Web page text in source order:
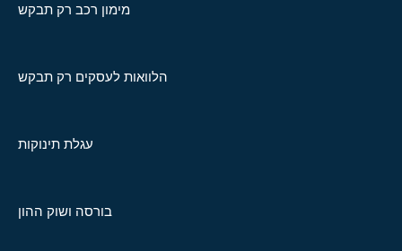
מימון רכב רק תבקש
הלוואות לעסקים רק תבקש
עגלת תינוקות
בורסה ושוק ההון